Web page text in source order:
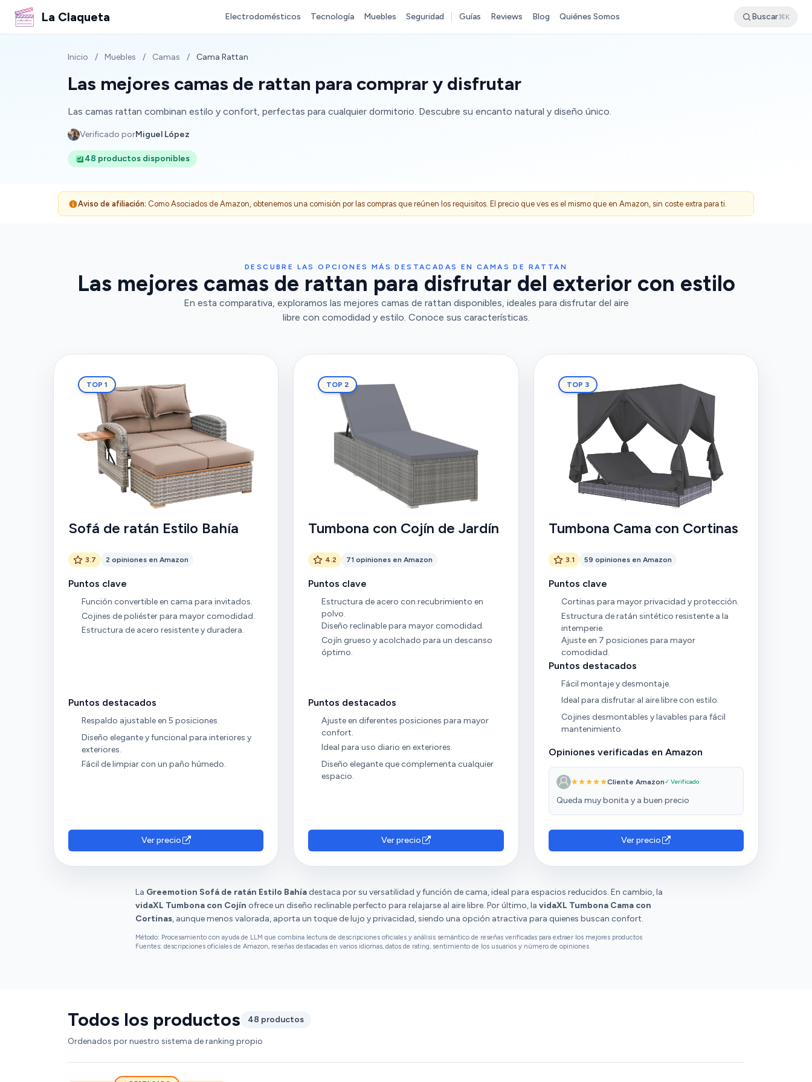
La Claqueta Electrodomésticos Tecnología Muebles Seguridad Guías Reviews Blog Quiénes Somos Buscar⌘K
Inicio / Muebles / Camas / Cama Rattan
Las mejores camas de rattan para comprar y disfrutar
Las camas rattan combinan estilo y confort, perfectas para cualquier dormitorio. Descubre su encanto natural y diseño único.
Verificado porMiguel López
48 productos disponibles
Aviso de afiliación: Como Asociados de Amazon, obtenemos una comisión por las compras que reúnen los requisitos. El precio que ves es el mismo que en Amazon, sin coste extra para ti.
DESCUBRE LAS OPCIONES MÁS DESTACADAS EN CAMAS DE RATTAN
Las mejores camas de rattan para disfrutar del exterior con estilo
En esta comparativa, exploramos las mejores camas de rattan disponibles, ideales para disfrutar del aire
libre con comodidad y estilo. Conoce sus características.
TOP 1
Sofá de ratán Estilo Bahía
3.7 2 opiniones en Amazon
Puntos clave
Función convertible en cama para invitados.
Cojines de poliéster para mayor comodidad.
Estructura de acero resistente y duradera.
Puntos destacados
Respaldo ajustable en 5 posiciones.
Diseño elegante y funcional para interiores y
exteriores.
Fácil de limpiar con un paño húmedo.
Ver precio
TOP 2
Tumbona con Cojín de Jardín
4.2 71 opiniones en Amazon
Puntos clave
Estructura de acero con recubrimiento en
polvo.
Diseño reclinable para mayor comodidad.
Cojín grueso y acolchado para un descanso
óptimo.
Puntos destacados
Ajuste en diferentes posiciones para mayor
confort.
Ideal para uso diario en exteriores.
Diseño elegante que complementa cualquier
espacio.
Ver precio
TOP 3
Tumbona Cama con Cortinas
3.1 59 opiniones en Amazon
Puntos clave
Cortinas para mayor privacidad y protección.
Estructura de ratán sintético resistente a la
intemperie.
Ajuste en 7 posiciones para mayor
comodidad.
Puntos destacados
Fácil montaje y desmontaje.
Ideal para disfrutar al aire libre con estilo.
Cojines desmontables y lavables para fácil
mantenimiento.
Opiniones verificadas en Amazon
Cliente Amazon✓ Verificado
Queda muy bonita y a buen precio
Ver precio
La Greemotion Sofá de ratán Estilo Bahíadestaca por su versatilidad y función de cama, ideal para espacios reducidos. En cambio, la
vidaXL Tumbona con Cojín ofrece un diseño reclinable perfecto para relajarse al aire libre. Por último, la vidaXL Tumbona Cama con
Cortinas, aunque menos valorada, aporta un toque de lujo y privacidad, siendo una opción atractiva para quienes buscan confort.
Método: Procesamiento con ayuda de LLM que combina lectura de descripciones oficiales y análisis semántico de reseñas verificadas para extraer los mejores productos
Fuentes: descripciones oficiales de Amazon, reseñas destacadas en varios idiomas, datos de rating, sentimiento de los usuarios y número de opiniones
Todos los productos 48 productos
Ordenados por nuestro sistema de ranking propio